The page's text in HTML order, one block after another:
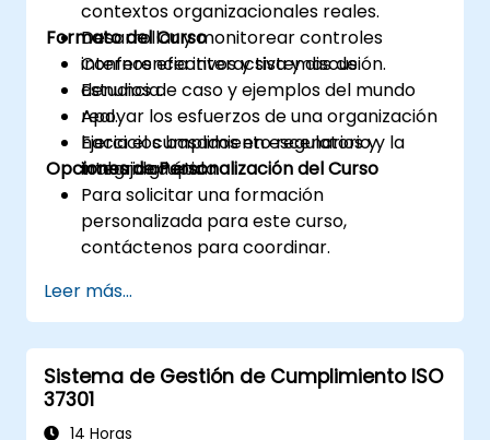
contextos organizacionales reales.
Desarrollar y monitorear controles
internos efectivos y sistemas de
denuncia.
Apoyar los esfuerzos de una organización
hacia el cumplimiento regulatorio y la
integridad ética.
Formato del Curso
Conferencia interactiva y discusión.
Estudios de caso y ejemplos del mundo
real.
Ejercicios basados en escenarios y
trabajo grupal.
Opciones de Personalización del Curso
Para solicitar una formación
personalizada para este curso,
contáctenos para coordinar.
Leer más...
Sistema de Gestión de Cumplimiento ISO
37301
14 Horas